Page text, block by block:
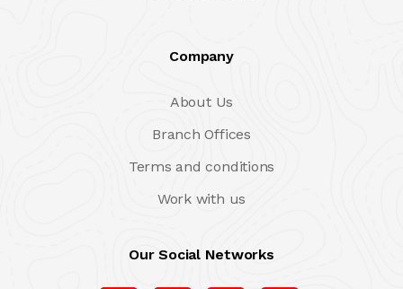
Company
About Us
Branch Offices
Terms and conditions
Work with us
Our Social Networks